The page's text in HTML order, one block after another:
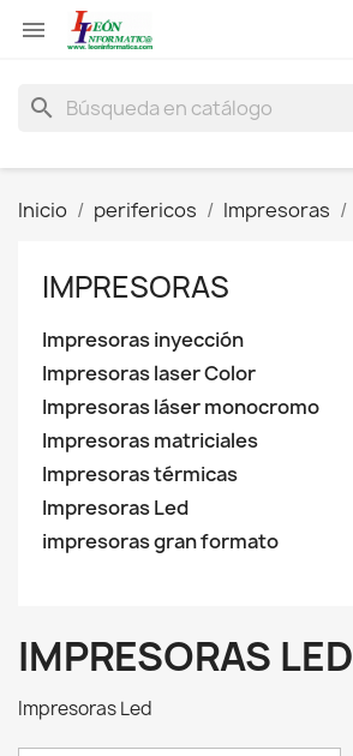

search
Inicio perifericos Impresoras
IMPRESORAS
Impresoras inyección
Impresoras laser Color
Impresoras láser monocromo
Impresoras matriciales
Impresoras térmicas
Impresoras Led
impresoras gran formato
IMPRESORAS LED
Impresoras Led